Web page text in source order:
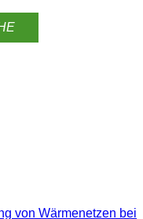
von Wärmenetzen bei